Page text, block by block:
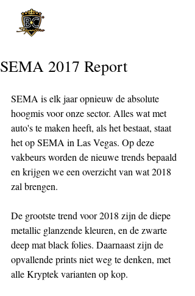
SEMA 2017 Report
SEMA is elk jaar opnieuw de absolute
hoogmis voor onze sector. Alles wat met
auto's te maken heeft, als het bestaat, staat
het op SEMA in Las Vegas. Op deze
vakbeurs worden de nieuwe trends bepaald
en krijgen we een overzicht van wat 2018
zal brengen.
De grootste trend voor 2018 zijn de diepe
metallic glanzende kleuren, en de zwarte
deep mat black folies. Daarnaast zijn de
opvallende prints niet weg te denken, met
alle Kryptek varianten op kop.